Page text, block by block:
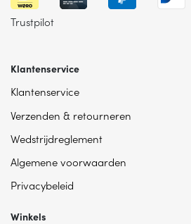
Trustpilot
Klantenservice
Klantenservice
Verzenden & retourneren
Wedstrijdreglement
Algemene voorwaarden
Privacybeleid
Winkels